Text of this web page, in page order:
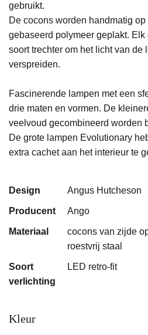
gebruikt.
De cocons worden handmatig
gebaseerd polymeer geplakt.
soort trechter om het licht van de
verspreiden.
Fascinerende lampen met een
drie maten en vormen. De
veelvoud gecombineerd worden
De grote lampen Evolutionary
extra cachet aan het interieur te
Design Angus Hutcheson
Producent Ango
Materiaal
cocons van zijde
roestvrij staal
Soort
verlichting
LED retro-fit
Kleur